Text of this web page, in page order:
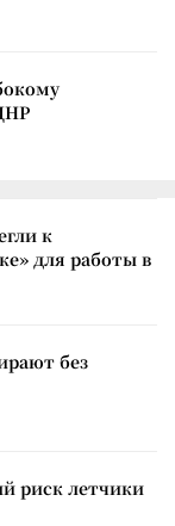
к
для работы в
без
риск летчики